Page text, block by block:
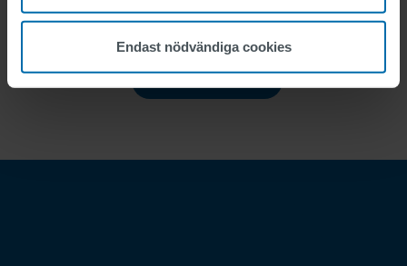
Endast nödvändiga cookies